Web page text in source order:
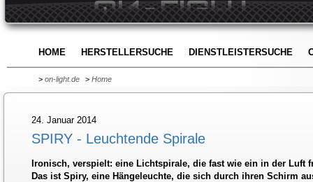
HOME HERSTELLERSUCHE DIENSTLEISTERSUCHE
> on-light.de > Home
24. Januar 2014
SPIRY - Leuchtende Spirale
Ironisch, verspielt: eine Lichtspirale, die fast wie ein in der Luft
Das ist Spiry, eine Hängeleuchte, die sich durch ihren Schirm